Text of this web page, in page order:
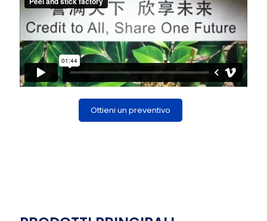
Ottieni un preventivo